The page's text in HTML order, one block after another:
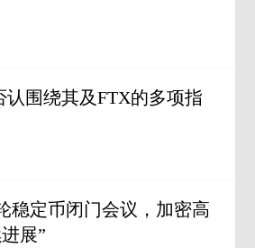
认围绕其及FTX的多项指
稳定币闭门会议，加密高
展”